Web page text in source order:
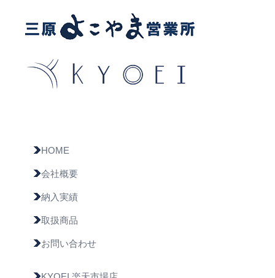
HOME
会社概要
納入実績
取扱商品
お問い合わせ